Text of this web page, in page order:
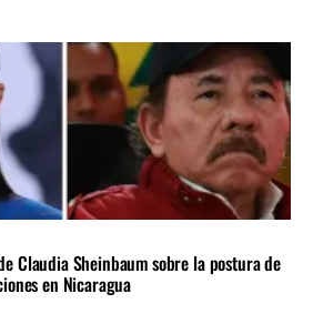
Claudia Sheinbaum sobre la postura de
en Nicaragua